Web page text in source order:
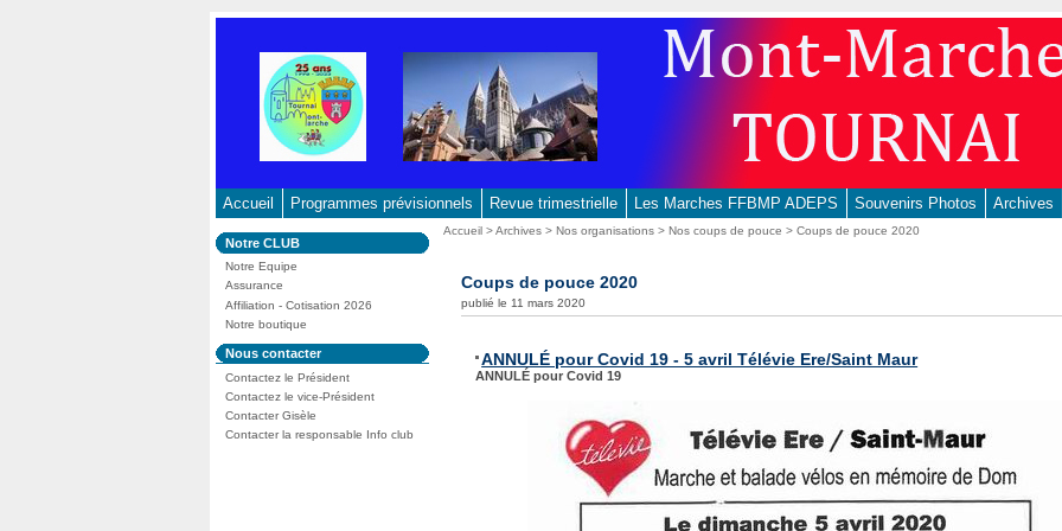
Accueil Programmes prévisionnels Revue trimestrielle Les Marches FFBMP ADEPS Souvenirs Photos Archives
Dans
la
rubrique
:
Notre CLUB
Notre Equipe
Assurance
Affiliation - Cotisation 2026
Notre boutique
Dans
la
rubrique
:
Nous contacter
Contactez le Président
Contactez le vice-Président
Contacter Gisèle
Contacter la responsable Info club
Vous
Accueil >Archives >Nos organisations >Nos coups de pouce > Coups de pouce 2020
Coups de pouce 2020
publié le 11 mars 2020
ANNULÉ pour Covid 19 - 5 avril Télévie Ere/Saint Maur
ANNULÉ pour Covid 19